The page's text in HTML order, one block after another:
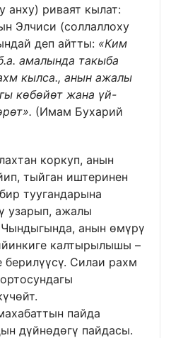
анху) риваят кылат:
Элчиси (соллаллоху
деп айтты: «Ким
амалында такыба
кылса., анын ажалы
көбөйөт жана үй-
(Имам Бухарий
коркуп, анын
тыйган иштеринен
туугандарына
узарып, ажалы
Чындыгында, анын өмүрү
калтырылышы –
Силаи рахм
пайда
дүйнөдөгү пайдасы.